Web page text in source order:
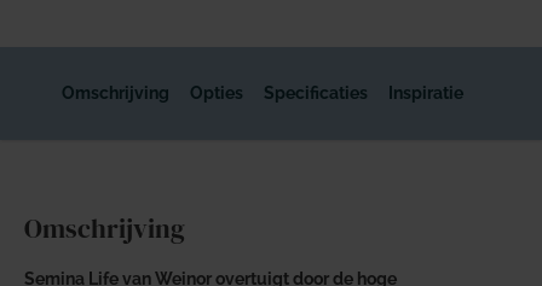
Omschrijving Opties Specificaties Inspiratie
Omschrijving
Semina Life van Weinor overtuigt door de hoge